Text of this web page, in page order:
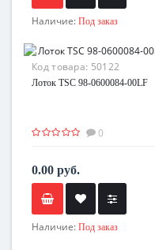
Наличие: Под заказ
Код товара: 50122
Лоток TSC 98-0600084-00LF
0
0.00 руб.
Наличие: Под заказ